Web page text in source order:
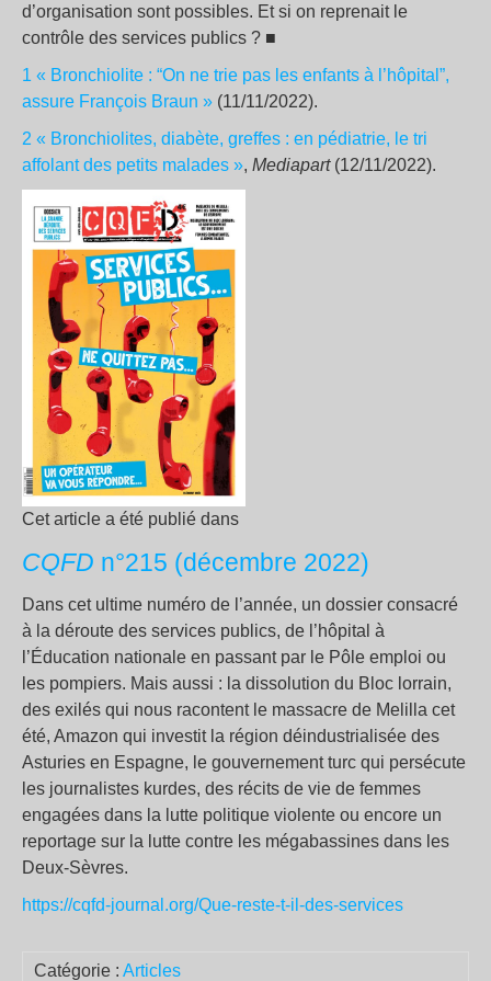
d’organisation sont possibles. Et si on reprenait le
contrôle des services publics ? ■
1 « Bronchiolite : “On ne trie pas les enfants à l’hôpital”,
assure François Braun » (11/11/2022).
2 « Bronchiolites, diabète, greffes : en pédiatrie, le tri
affolant des petits malades », Mediapart(12/11/2022).
Cet article a été publié dans
CQFD n°215 (décembre 2022)
Dans cet ultime numéro de l’année, un dossier consacré
à la déroute des services publics, de l’hôpital à
l’Éducation nationale en passant par le Pôle emploi ou
les pompiers. Mais aussi : la dissolution du Bloc lorrain,
des exilés qui nous racontent le massacre de Melilla cet
été, Amazon qui investit la région déindustrialisée des
Asturies en Espagne, le gouvernement turc qui persécute
les journalistes kurdes, des récits de vie de femmes
engagées dans la lutte politique violente ou encore un
reportage sur la lutte contre les mégabassines dans les
Deux-Sèvres.
https://cqfd-journal.org/Que-reste-t-il-des-services
Catégorie : Articles